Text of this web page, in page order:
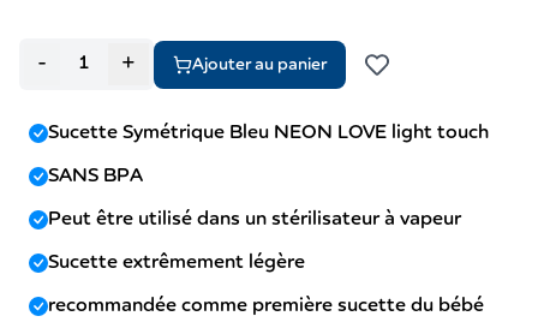
- + Ajouter au panier
Sucette Symétrique Bleu NEON LOVE light touch
SANS BPA
Peut être utilisé dans un stérilisateur à vapeur
Sucette extrêmement légère
recommandée comme première sucette du bébé